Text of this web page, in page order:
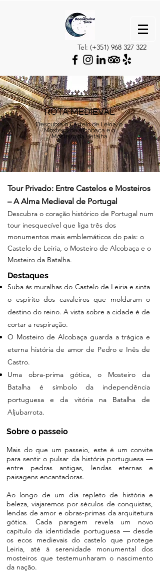
Tel: (+351) 968 327 322
ROTA MEDIEVAL
Descubra o Castelo de Leiria, o
Mosteiro de Alcobaça e o
Mosteiro da Batalha
Tour Privado: Entre Castelos e Mosteiros
– A Alma Medieval de Portugal
Descubra o coração histórico de Portugal num
tour inesquecível que liga três dos
monumentos mais emblemáticos do país: o
Castelo de Leiria, o Mosteiro de Alcobaça e o
Mosteiro da Batalha.
Destaques
Suba às muralhas do Castelo de Leiria e sinta
o espírito dos cavaleiros que moldaram o
destino do reino. A vista sobre a cidade é de
cortar a respiração.
O Mosteiro de Alcobaça guarda a trágica e
eterna história de amor de Pedro e Inês de
Castro.
Uma obra-prima gótica, o Mosteiro da
Batalha é símbolo da independência
portuguesa e da vitória na Batalha de
Aljubarrota.
​​Sobre o passeio
Mais do que um passeio, este é um convite
para sentir o pulsar da história portuguesa —
entre pedras antigas, lendas eternas e
paisagens encantadoras.
​Ao longo de um dia repleto de história e
beleza, viajaremos por séculos de conquistas,
lendas de amor e obras-primas da arquitetura
gótica. Cada paragem revela um novo
capítulo da identidade portuguesa — desde
os ecos medievais do castelo que protege
Leiria, até à serenidade monumental dos
mosteiros que testemunharam o nascimento
da nação.